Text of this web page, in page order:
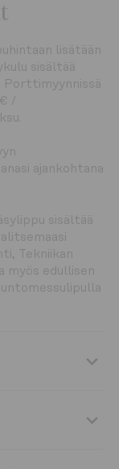
lisätään
sisältää
Porttimyynnissä
/
ajankohtana
sisältää
Tekniikan
myös edullisen